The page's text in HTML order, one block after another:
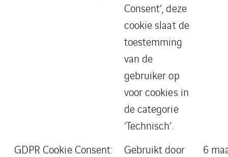
Consent’, deze
cookie slaat de
toestemming
van de
gebruiker op
voor cookies in
de categorie
‘Technisch’.
GDPR Cookie Consent:
Gebruikt door
6